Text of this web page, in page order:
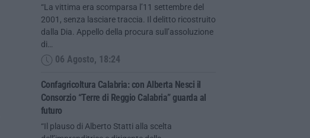
“La vittima era scomparsa l’11 settembre del
2001, senza lasciare traccia. Il delitto ricostruito
dalla Dia. Appello della procura sull’assoluzione
di…
06 Agosto, 18:24
Confagricoltura Calabria: con Alberta Nesci il
Consorzio “Terre di Reggio Calabria” guarda al
futuro
“Il plauso di Alberto Statti alla scelta